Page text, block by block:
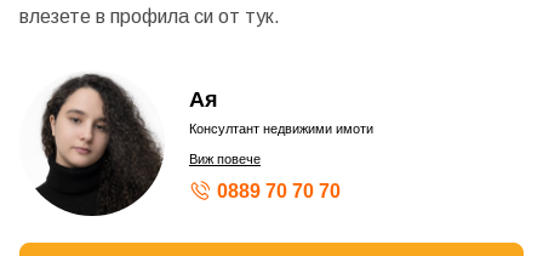
влезете в профила си от тук.
Ая
Консултант недвижими имоти
Виж повече
0889 70 70 70